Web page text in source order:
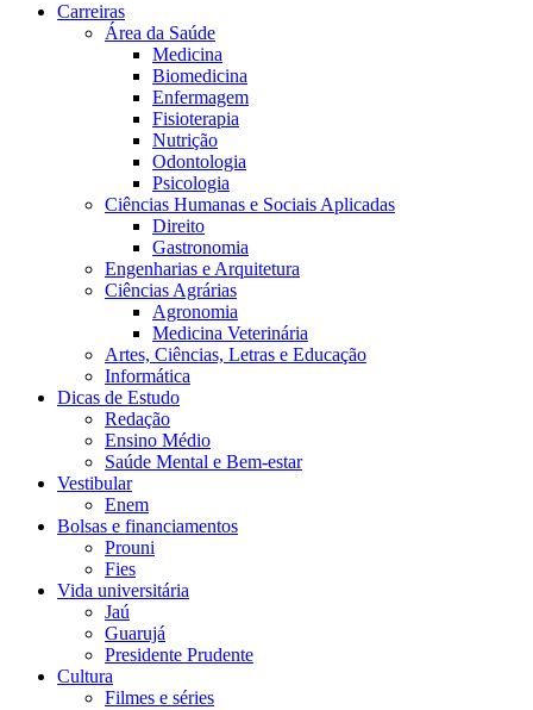
Carreiras
Área da Saúde
Medicina
Biomedicina
Enfermagem
Fisioterapia
Nutrição
Odontologia
Psicologia
Ciências Humanas e Sociais Aplicadas
Direito
Gastronomia
Engenharias e Arquitetura
Ciências Agrárias
Agronomia
Medicina Veterinária
Artes, Ciências, Letras e Educação
Informática
Dicas de Estudo
Redação
Ensino Médio
Saúde Mental e Bem-estar
Vestibular
Enem
Bolsas e financiamentos
Prouni
Fies
Vida universitária
Jaú
Guarujá
Presidente Prudente
Cultura
Filmes e séries